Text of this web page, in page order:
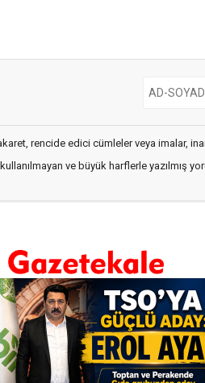
rencide edici cümleler veya imalar,
ve büyük harflerle yazılmış